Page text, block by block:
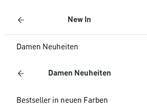
New In
Damen Neuheiten
Damen Neuheiten
Bestseller in neuen Farben